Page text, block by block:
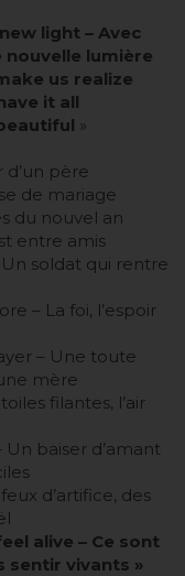
light – Avec
nouvelle lumière
us realize
it all
»
d’un père
de mariage
du nouvel an
entre amis
soldat qui rentre
– La foi, l’espoir
– Une toute
mère
filantes, l’air
Un baiser d’amant
d’artifice, des
alive – Ce sont
sentir vivants »